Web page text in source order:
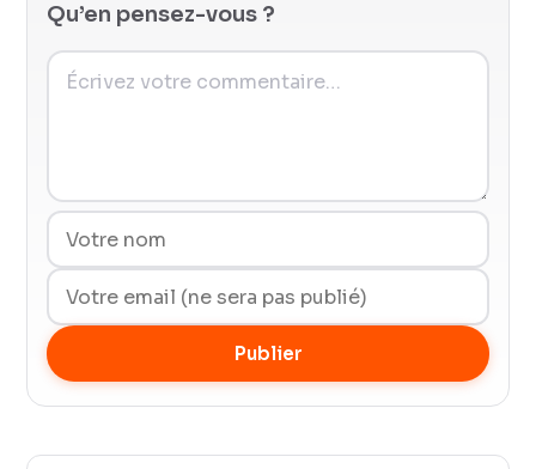
Qu’en pensez-vous ?
Publier